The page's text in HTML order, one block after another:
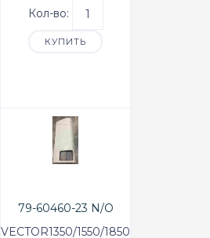
Кол-во:
КУПИТЬ
79-60460-23 N/O
VECTOR1350/1550/1850